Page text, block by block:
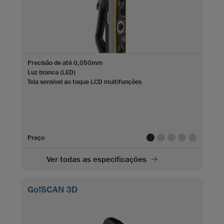
Precisãode até 0,050mm
Luz branca (LED)
Tela sensível ao toque LCD multifunções
Preço value
Ver todas as especificações
Go!SCAN 3D